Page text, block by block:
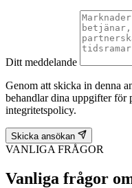
Ditt meddelande
Genom att skicka in denna
behandlar dina uppgifter för
integritetspolicy.
Skicka ansökan
VANLIGA FRÅGOR
Vanliga frågor